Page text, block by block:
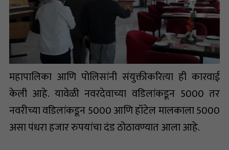
महापालिका आणि पोलिसांनी संयुक्तीकरित्या ही कारवाई
केली आहे. यावेळी नवरदेवाच्या वडिलांकडून 5000 तर
नवरीच्या वडिलांकडून 5000 आणि हॉटेल मालकाला 5000
असा पंधरा हजार रुपयांचा दंड ठोठावण्यात आला आहे.